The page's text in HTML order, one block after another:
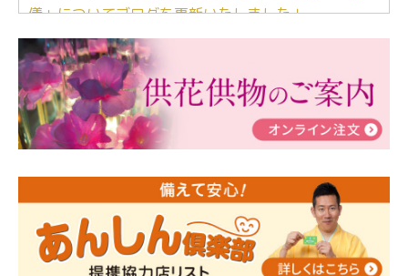
儀」についてブログを更新いたしました！
2024/03/06【終活なるほど教室】「マンガで学
ぶ！はじめてのお葬式」小さな家族葬ハウス®町田成
瀬 ご参加ありがとうございました！
2024/01/19令和6年能登半島地震災害の寄付のご報
告
人形供養 寄付のご報告
2023/12/16終活なるほど教室＠小さな家族葬ハウ
ス®上鶴間 エンディングノートを書いてみよう！
2023/11/29 永田屋創業110周年記念式典 レンブラ